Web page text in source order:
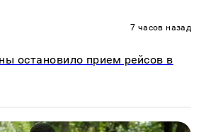
7 часов назад
остановило прием рейсов в